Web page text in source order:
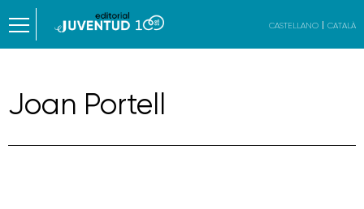
CASTELLANO CATALÀ
Joan Portell